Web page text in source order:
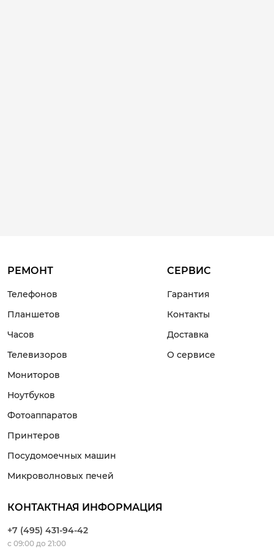
РЕМОНТ
Телефонов
Планшетов
Часов
Телевизоров
Мониторов
Ноутбуков
Фотоаппаратов
Принтеров
Посудомоечных машин
Микроволновых печей
СЕРВИС
Гарантия
Контакты
Доставка
О сервисе
КОНТАКТНАЯ ИНФОРМАЦИЯ
+7 (495) 431-94-42
с 09:00 до 21:00